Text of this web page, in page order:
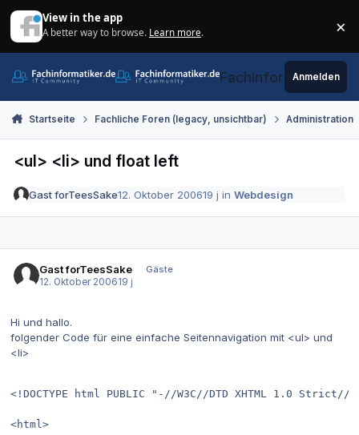
View in the app
A better way to browse. Learn more. ×
Fachinformatiker.de
Anmelden
Startseite Fachliche Foren (legacy, unsichtbar) Administration
<ul> <li> und float left
Gast forTeesSake12. Oktober 200619 j inWebdesign
Gast forTeesSake
Gäste
12. Oktober 200619 j
Hi und hallo.
folgender Code für eine einfache Seitennavigation mit <ul> und
<li>
<!DOCTYPE html PUBLIC "-//W3C//DTD XHTML 1.0
<html>